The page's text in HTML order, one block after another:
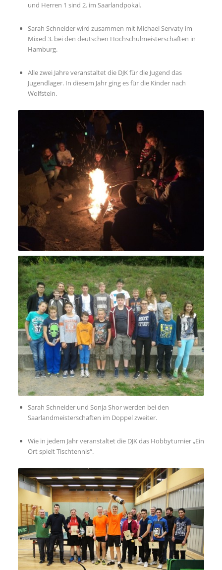
und Herren 1 sind 2. im Saarlandpokal.
Sarah Schneider wird zusammen mit Michael Servaty im
Mixed 3. bei den deutschen Hochschulmeisterschaften in
Hamburg.
Alle zwei Jahre veranstaltet die DJK für die Jugend das
Jugendlager. In diesem Jahr ging es für die Kinder nach
Wolfstein.
Sarah Schneider und Sonja Shor werden bei den
Saarlandmeisterschaften im Doppel zweiter.
Wie in jedem Jahr veranstaltet die DJK das Hobbyturnier „Ein
Ort spielt Tischtennis“.